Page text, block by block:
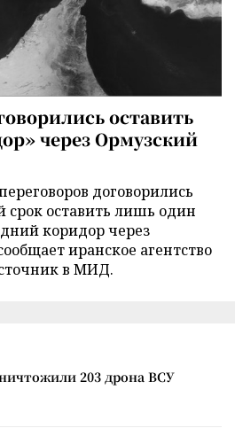
оставить
через Ормузский
договорились
срок оставить лишь один
коридор через
иранское агентство
в МИД.
203 дрона ВСУ